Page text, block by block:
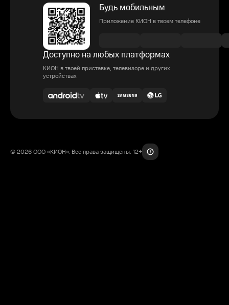
Будь мобильным
Приложение КИОН в твоем телефоне
Доступно на любых платформах
КИОН в твоей приставке, телевизоре и других
устройствах
© 2026 ООО «КИОН». Все права защищены. 12+